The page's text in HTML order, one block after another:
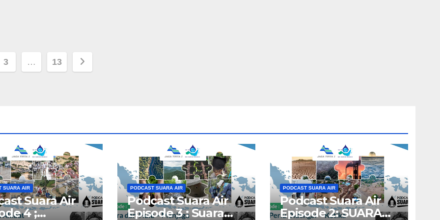
3 … 13
SUARA AIR
Suara Air
4 ;
PODCAST SUARA AIR
Podcast Suara Air
Episode 3 : Suara
PODCAST SUARA AIR
Podcast Suara Air
Episode 2: SUARA